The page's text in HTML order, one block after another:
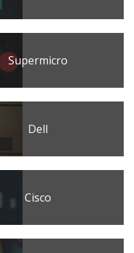
Supermicro
Dell
Cisco